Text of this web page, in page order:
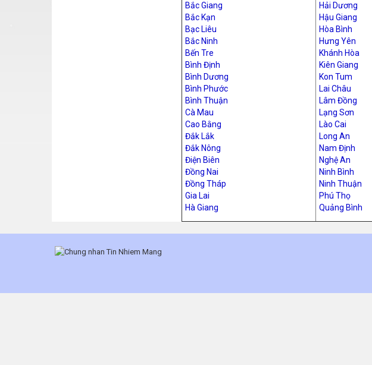
Bắc Giang
Bắc Kạn
Bạc Liêu
Bắc Ninh
Bến Tre
Bình Định
Bình Dương
Bình Phước
Bình Thuận
Cà Mau
Cao Bằng
Đắk Lắk
Đắk Nông
Điện Biên
Đồng Nai
Đồng Tháp
Gia Lai
Hà Giang
Hải Dương
Hậu Giang
Hòa Bình
Hưng Yên
Khánh Hòa
Kiên Giang
Kon Tum
Lai Châu
Lâm Đồng
Lạng Sơn
Lào Cai
Long An
Nam Định
Nghệ An
Ninh Bình
Ninh Thuận
Phú Thọ
Quảng Bình